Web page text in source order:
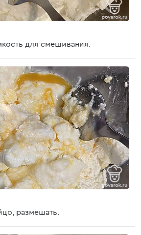
для смешивания.
размешать.